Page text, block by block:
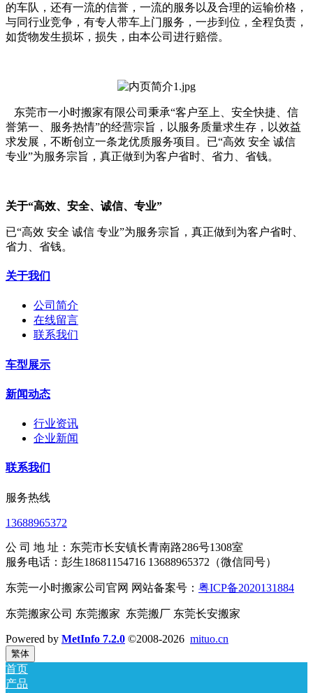
的车队，还有一流的信誉，一流的服务以及合理的运输价格，
与同行业竞争，有专人带车上门服务，一步到位，全程负责，
如货物发生损坏，损失，由本公司进行赔偿。
东莞市一小时搬家有限公司秉承“客户至上、安全快捷、信
誉第一、服务热情”的经营宗旨，以服务质量求生存，以效益
求发展，不断创立一条龙优质服务项目。已“高效 安全 诚信
专业”为服务宗旨，真正做到为客户省时、省力、省钱。
关于“高效、安全、诚信、专业”
已“高效 安全 诚信 专业”为服务宗旨，真正做到为客户省时、
省力、省钱。
关于我们
公司简介
在线留言
联系我们
车型展示
新闻动态
行业资讯
企业新闻
联系我们
服务热线
13688965372
公 司 地 址：东莞市长安镇长青南路286号1308室
服务电话：彭生18681154716 13688965372（微信同号）
东莞一小时搬家公司官网 网站备案号： 粤ICP备2020131884
东莞搬家公司 东莞搬家 东莞搬厂 东莞长安搬家
Powered by MetInfo 7.2.0 ©2008-2026 mituo.cn
繁体
首页
产品